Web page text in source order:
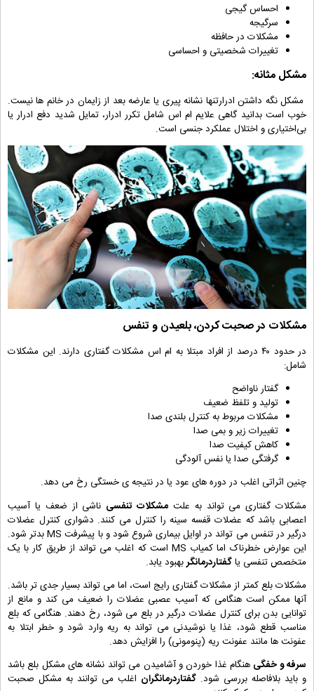
احساس گیجی
سرگیجه
مشکلات در حافظه
تغییرات شخصیتی و احساسی
مشکل مثانه:
مشکل نگه‌ داشتن ادرارتنها نشانه پیری یا عارضه بعد از زایمان در خانم ها نیست.
خوب است بدانید گاهی علایم ام اس شامل تکرر ادرار، تمایل شدید دفع ادرار یا
بی‌اختیاری و اختلال عملکرد جنسی است.
مشکلات در صحبت کردن، بلعیدن و تنفس
در حدود ۴۰ درصد از افراد مبتلا به ام اس مشکلات گفتاری دارند. این مشکلات
شامل:
گفتار ناواضح
تولید و تلفظ ضعیف
مشکلات مربوط به کنترل بلندی صدا
تغییرات زیر و بمی صدا
کاهش کیفیت صدا
گرفتگی صدا یا نفس آلودگی
چنین اثراتی اغلب در دوره های عود یا در نتیجه ی خستگی رخ می دهد.
مشکلات گفتاری می تواند به علت مشکلات تنفسی ناشی از ضعف یا آسیب
اعصابی باشد که عضلات قفسه سینه را کنترل می کنند. دشواری کنترل عضلات
درگیر در تنفس می تواند در اوایل بیماری شروع شود و با پیشرفت MS بدتر شود.
این عوارض خطرناک اما کمیاب MS است که اغلب می تواند از طریق کار با یک
متخصص تنفسی یاگفتاردرمانگربهبود یابد.
مشکلات بلع کمتر از مشکلات گفتاری رایج است، اما می تواند بسیار جدی تر باشد.
آنها ممکن است هنگامی که آسیب عصبی عضلات را ضعیف می کند و مانع از
توانایی بدن برای کنترل عضلات درگیر در بلع می شود، رخ دهند. هنگامی که بلع
مناسب قطع شود، غذا یا نوشیدنی می تواند به ریه وارد شود و خطر ابتلا به
عفونت ها مانند عفونت ریه (پنومونی) را افزایش دهد.
سرفه و خفگی هنگام غذا خوردن و آشامیدن می تواند نشانه های مشکل بلع باشد
و باید بلافاصله بررسی شود. گفتاردرمانگران اغلب می توانند به مشکل صحبت